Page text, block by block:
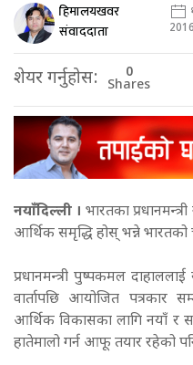
हिमालयखवर
संवाददाता
2016
शेयर गर्नुहोस: 0
Shares
नयाँदिल्ली । भारतका
आर्थिक समृद्धि होस् भन्ने
प्रधानमन्त्री पुष्पकमल दाहाललाई
वार्तापछि आयोजित पत्रकार
आर्थिक विकासका लागि नयाँ र
हातेमालो गर्न आफू तयार रहेको